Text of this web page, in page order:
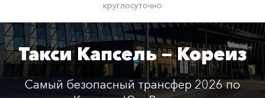
круглосуточно
Цены на такси
Классы автомобилей
Отзывы
Контакты
Такси Капсель — Кореиз
Самый безопасный трансфер 2026 по